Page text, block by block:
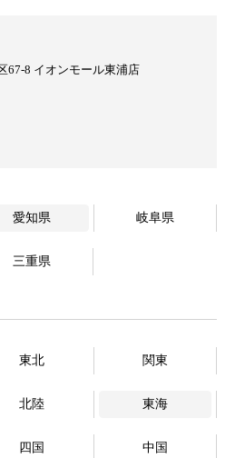
67-8 イオンモール東浦店
愛知県 岐阜県
三重県
東北 関東
北陸 東海
四国 中国